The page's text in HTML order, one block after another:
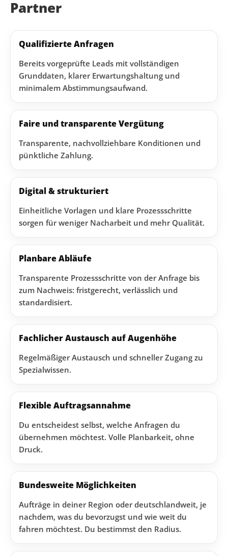
Partner
Qualifizierte Anfragen
Bereits vorgeprüfte Leads mit vollständigen
Grunddaten, klarer Erwartungshaltung und
minimalem Abstimmungsaufwand.
Faire und transparente Vergütung
Transparente, nachvollziehbare Konditionen und
pünktliche Zahlung.
Digital & strukturiert
Einheitliche Vorlagen und klare Prozessschritte
sorgen für weniger Nacharbeit und mehr Qualität.
Planbare Abläufe
Transparente Prozessschritte von der Anfrage bis
zum Nachweis: fristgerecht, verlässlich und
standardisiert.
Fachlicher Austausch auf Augenhöhe
Regelmäßiger Austausch und schneller Zugang zu
Spezialwissen.
Flexible Auftragsannahme
Du entscheidest selbst, welche Anfragen du
übernehmen möchtest. Volle Planbarkeit, ohne
Druck.
Bundesweite Möglichkeiten
Aufträge in deiner Region oder deutschlandweit, je
nachdem, was du bevorzugst und wie weit du
fahren möchtest. Du bestimmst den Radius.